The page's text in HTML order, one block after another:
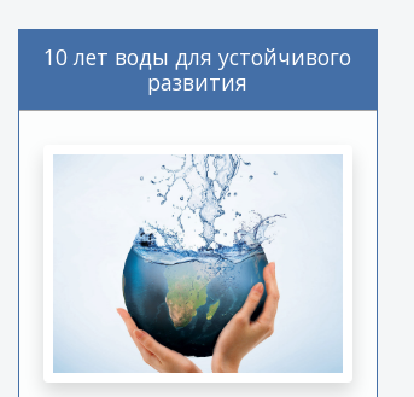
10 лет воды для устойчивого
развития